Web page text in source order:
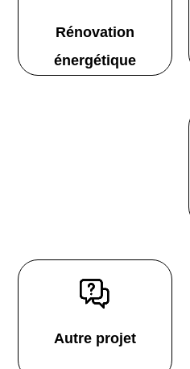
Rénovation
énergétique
Autre projet